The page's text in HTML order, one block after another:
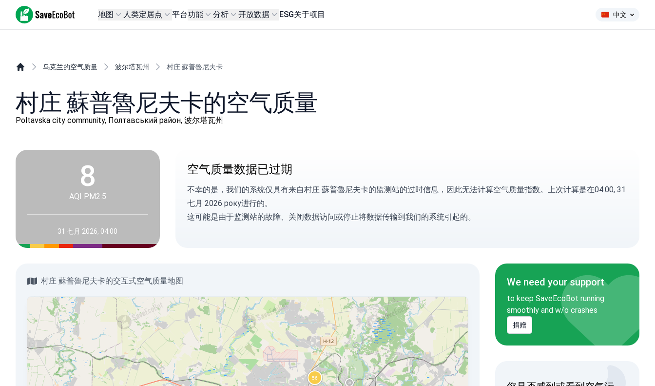
SaveEcoBot 地图 人类定居点 平台功能 分析 开放数据 ESG关于项目 中文
乌克兰的空气质量 波尔塔瓦州 村庄 蘇普魯尼夫卡
村庄 蘇普魯尼夫卡的空气质量
Poltavska city community, Полтавський район, 波尔塔瓦州
8
AQI PM2.5
31 七月 2026, 04:00
空气质量数据已过期
不幸的是，我们的系统仅具有来自村庄 蘇普魯尼夫卡的监测站的过时信息，因此无法计算空气质量指数。上次计算是在04:00, 31
七月 2026 року进行的。
这可能是由于监测站的故障、关闭数据访问或停止将数据传输到我们的系统引起的。
村庄 蘇普魯尼夫卡的交互式空气质量地图 We need your support
to keep SaveEcoBot running
smoothly and w/o crashes
捐赠